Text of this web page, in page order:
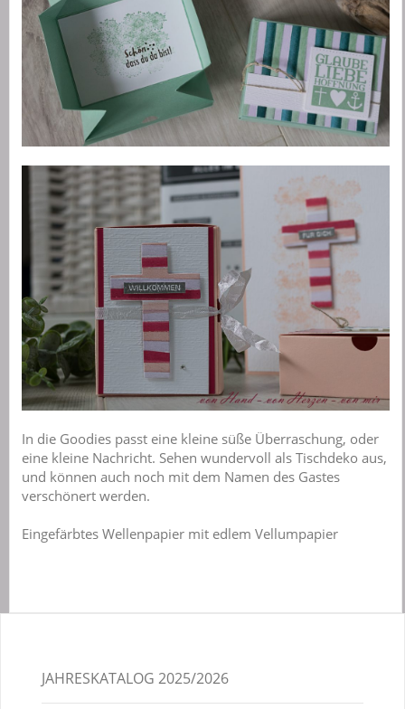
In die Goodies passt eine kleine süße Überraschung, oder
eine kleine Nachricht. Sehen wundervoll als Tischdeko aus,
und können auch noch mit dem Namen des Gastes
verschönert werden.
Eingefärbtes Wellenpapier mit edlem Vellumpapier
JAHRESKATALOG 2025/2026